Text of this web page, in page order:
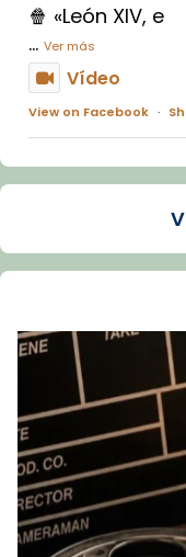
🍿 «León XIV, e
... Ver más
Vídeo
View on Facebook ·
La Carmina va
dos mesos, a
Recupera
tican News
07/carmina-
espana-
Foto
View on Facebook ·